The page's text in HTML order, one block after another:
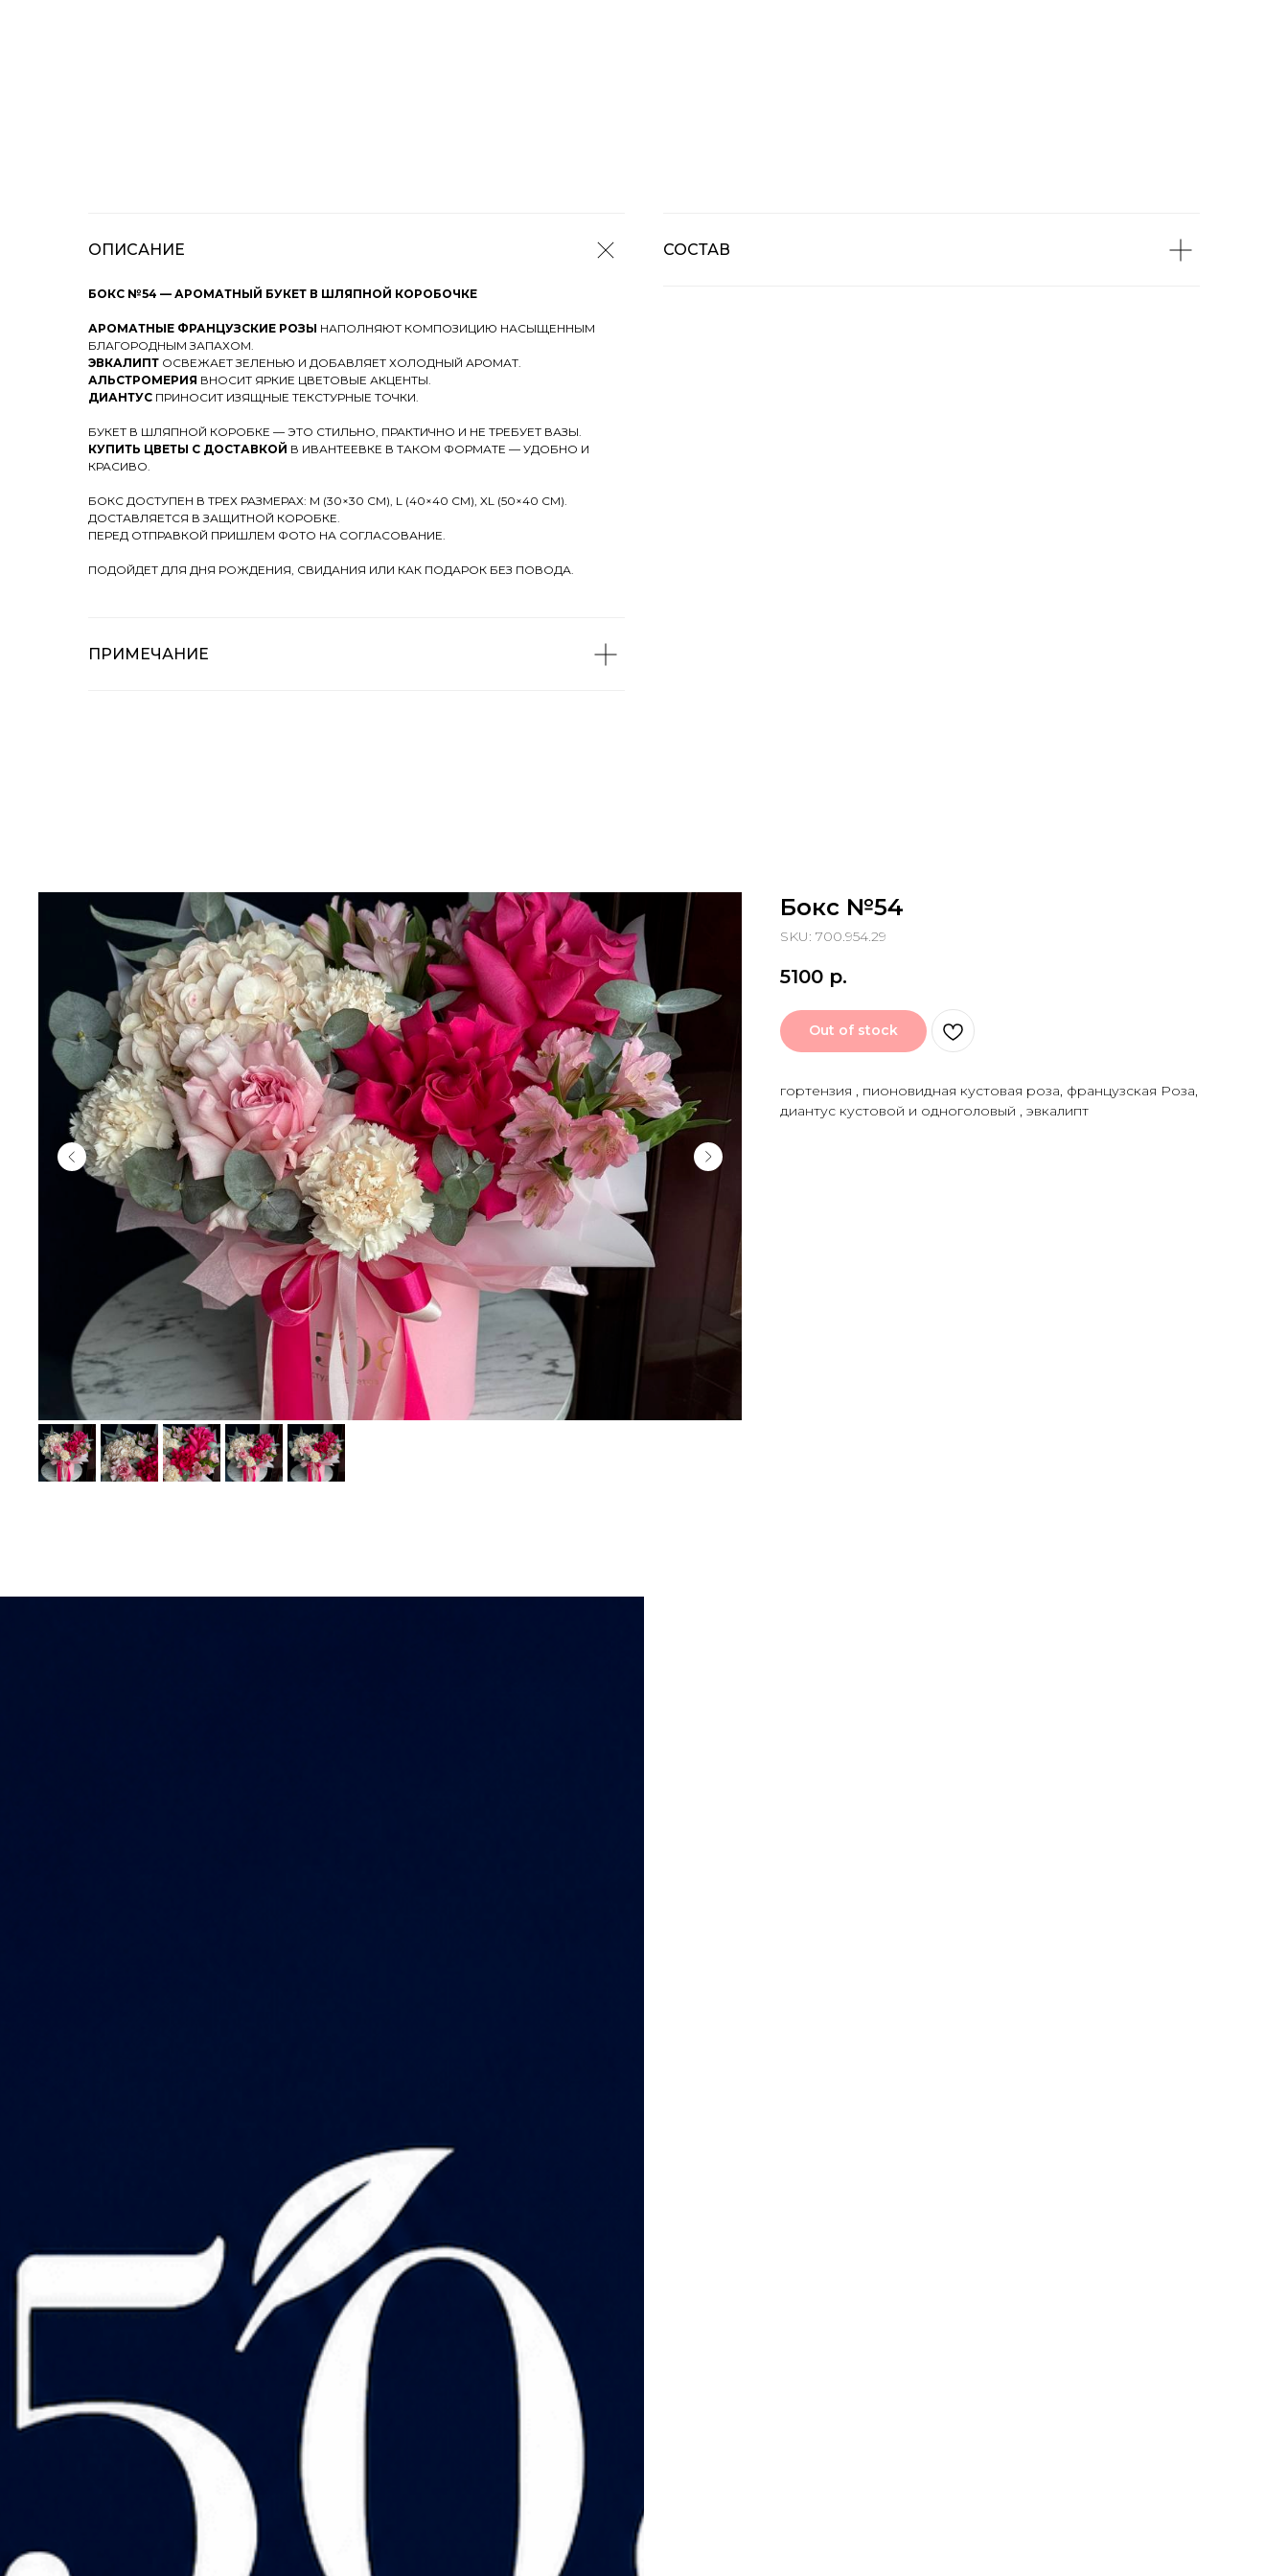
ОПИСАНИЕ
БОКС №54 — АРОМАТНЫЙ БУКЕТ В ШЛЯПНОЙ КОРОБОЧКЕ
АРОМАТНЫЕ ФРАНЦУЗСКИЕ РОЗЫ НАПОЛНЯЮТ КОМПОЗИЦИЮ НАСЫЩЕННЫМ
БЛАГОРОДНЫМ ЗАПАХОМ.
ЭВКАЛИПТ ОСВЕЖАЕТ ЗЕЛЕНЬЮ И ДОБАВЛЯЕТ ХОЛОДНЫЙ АРОМАТ.
АЛЬСТРОМЕРИЯ ВНОСИТ ЯРКИЕ ЦВЕТОВЫЕ АКЦЕНТЫ.
ДИАНТУС ПРИНОСИТ ИЗЯЩНЫЕ ТЕКСТУРНЫЕ ТОЧКИ.
БУКЕТ В ШЛЯПНОЙ КОРОБКЕ — ЭТО СТИЛЬНО, ПРАКТИЧНО И НЕ ТРЕБУЕТ ВАЗЫ.
КУПИТЬ ЦВЕТЫ С ДОСТАВКОЙ В ИВАНТЕЕВКЕ В ТАКОМ ФОРМАТЕ — УДОБНО И
КРАСИВО.
БОКС ДОСТУПЕН В ТРЕХ РАЗМЕРАХ: M (30×30 СМ), L (40×40 СМ), XL (50×40 СМ).
ДОСТАВЛЯЕТСЯ В ЗАЩИТНОЙ КОРОБКЕ.
ПЕРЕД ОТПРАВКОЙ ПРИШЛЕМ ФОТО НА СОГЛАСОВАНИЕ.
ПОДОЙДЕТ ДЛЯ ДНЯ РОЖДЕНИЯ, СВИДАНИЯ ИЛИ КАК ПОДАРОК БЕЗ ПОВОДА.
СОСТАВ
ПРИМЕЧАНИЕ
Бокс №54
SKU: 700.954.29
5100 р.
Out of stock
гортензия , пионовидная кустовая роза, французская Роза,
диантус кустовой и одноголовый , эвкалипт